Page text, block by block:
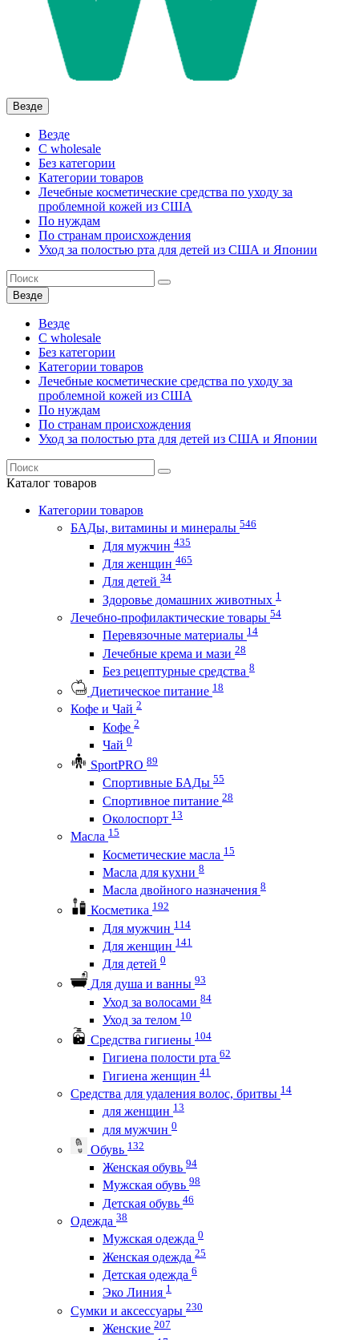
Везде
Везде
C wholesale
Без категории
Категории товаров
Лечебные косметические средства по уходу за
проблемной кожей из США
По нуждам
По странам происхождения
Уход за полостью рта для детей из США и Японии
Везде
Везде
C wholesale
Без категории
Категории товаров
Лечебные косметические средства по уходу за
проблемной кожей из США
По нуждам
По странам происхождения
Уход за полостью рта для детей из США и Японии
Каталог товаров
Категории товаров
БАДы, витамины и минералы 546
Для мужчин 435
Для женщин 465
Для детей 34
Здоровье домашних животных 1
Лечебно-профилактические товары 54
Перевязочные материалы 14
Лечебные крема и мази 28
Без рецептурные средства 8
Диетическое питание 18
Кофе и Чай 2
Кофе 2
Чай 0
SportPRO 89
Спортивные БАДы 55
Спортивное питание 28
Околоспорт 13
Масла 15
Косметические масла 15
Масла для кухни 8
Масла двойного назначения 8
Косметика 192
Для мужчин 114
Для женщин 141
Для детей 0
Для душа и ванны 93
Уход за волосами 84
Уход за телом 10
Средства гигиены 104
Гигиена полости рта 62
Гигиена женщин 41
Средства для удаления волос, бритвы 14
для женщин 13
для мужчин 0
Обувь 132
Женская обувь 94
Мужская обувь 98
Детская обувь 46
Одежда 38
Мужская одежда 0
Женская одежда 25
Детская одежда 6
Эко Линия 1
Сумки и аксессуары 230
Женские 207